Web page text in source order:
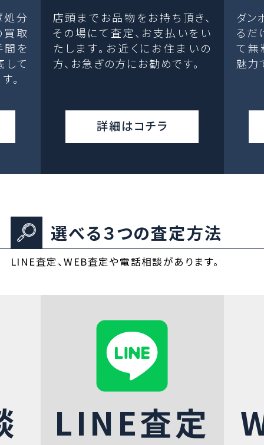
処分
取
間を
して
。
店頭までお品物をお持ち頂き、
その場にて査定、お支払いをい
たします。お近くにお住まいの
方、お急ぎの方にお勧めです。
詳細はコチラ
ダン
るだ
て無
魅力
選べる３つの査定方法
LINE査定、WEB査定や電話相談があります。
LINE査定